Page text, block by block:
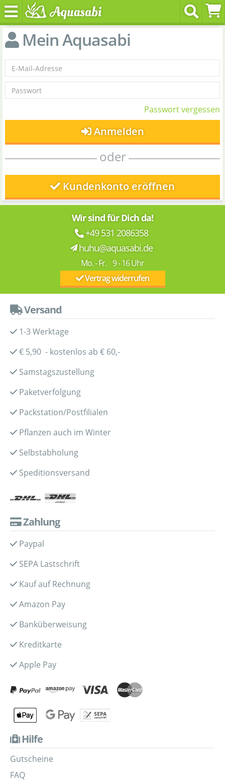
Mein Aquasabi
Passwort vergessen
Anmelden
oder
Kundenkonto eröffnen
Wir sind für Dich da!
+49 531 2086358
huhu@aquasabi.de
Mo. - Fr. 9 - 16 Uhr
Vertrag widerrufen
Versand
1-3 Werktage
€ 5,90 - kostenlos ab € 60,-
Samstagszustellung
Paketverfolgung
Packstation/Postfilialen
Pflanzen auch im Winter
Selbstabholung
Speditionsversand
Zahlung
Paypal
SEPA Lastschrift
Kauf auf Rechnung
Amazon Pay
Banküberweisung
Kreditkarte
Apple Pay
Hilfe
Gutscheine
FAQ